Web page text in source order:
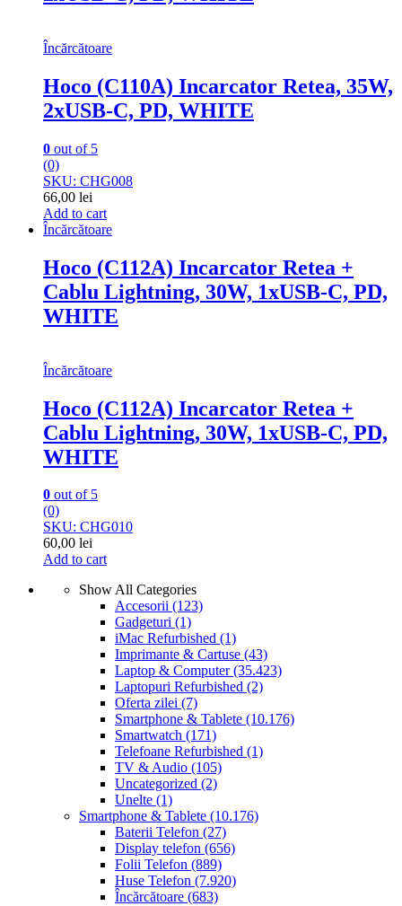
Încărcătoare
Hoco (C110A) Incarcator Retea, 35W,
2xUSB-C, PD, WHITE
0 out of 5
(0)
SKU: CHG008
66,00 lei
Add to cart
Încărcătoare
Hoco (C112A) Incarcator Retea +
Cablu Lightning, 30W, 1xUSB-C, PD,
WHITE
Încărcătoare
Hoco (C112A) Incarcator Retea +
Cablu Lightning, 30W, 1xUSB-C, PD,
WHITE
0 out of 5
(0)
SKU: CHG010
60,00 lei
Add to cart
Show All Categories
Accesorii (123)
Gadgeturi (1)
iMac Refurbished (1)
Imprimante & Cartuse (43)
Laptop & Computer(35.423)
Laptopuri Refurbished (2)
Oferta zilei (7)
Smartphone & Tablete (10.176)
Smartwatch (171)
Telefoane Refurbished (1)
TV & Audio (105)
Uncategorized (2)
Unelte (1)
Smartphone & Tablete (10.176)
Baterii Telefon (27)
Display telefon (656)
Folii Telefon (889)
Huse Telefon (7.920)
Încărcătoare (683)